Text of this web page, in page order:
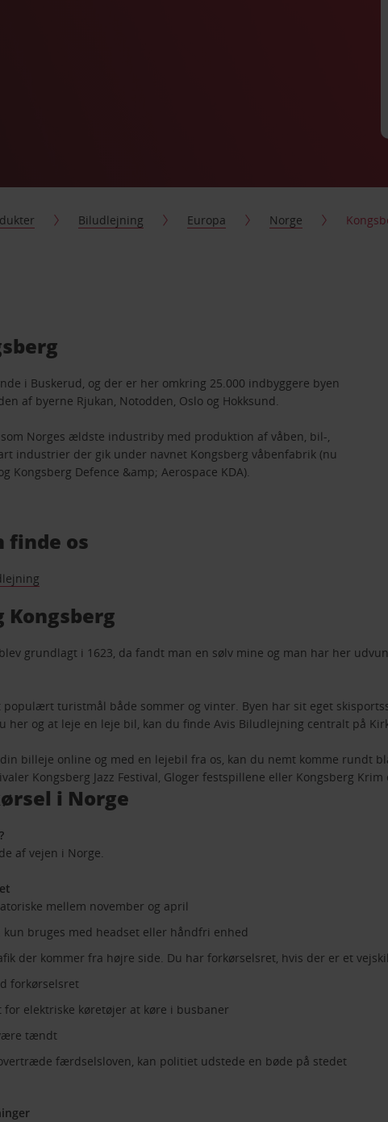
Biludlejning Europa Norge
i Buskerud, og der er her omkring 25.000 indbyggere byen
af byerne Rjukan, Notodden, Oslo og Hokksund.
Norges ældste industriby med produktion af våben, bil-,
industrier der gik under navnet Kongsberg våbenfabrik (nu
Kongsberg Defence &amp; Aerospace KDA).
finde os
grundlagt i 1623, da fandt man en sølv mine og man har her
populært turistmål både sommer og vinter. Byen har sit eget
her og at leje en leje bil, kan du finde Avis Biludlejning centralt på
billeje online og med en lejebil fra os, kan du nemt komme rundt
Kongsberg Jazz Festival, Gloger festspillene eller Kongsberg
i Norge
af vejen i Norge.
mellem november og april
bruges med headset eller håndfri enhed
der kommer fra højre side. Du har forkørselsret, hvis der er et
forkørselsret
elektriske køretøjer at køre i busbaner
tændt
færdselsloven, kan politiet udstede en bøde på stedet